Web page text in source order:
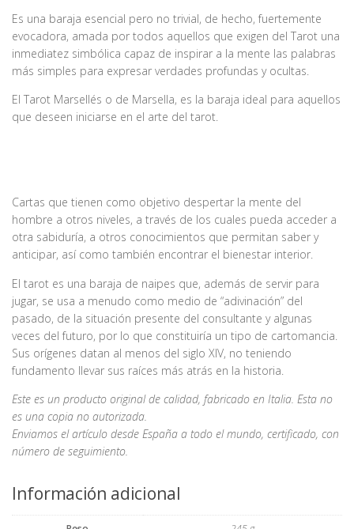
Es una baraja esencial pero no trivial, de hecho, fuertemente
evocadora, amada por todos aquellos que exigen del Tarot una
inmediatez simbólica capaz de inspirar a la mente las palabras
más simples para expresar verdades profundas y ocultas.
El Tarot Marsellés o de Marsella, es la baraja ideal para aquellos
que deseen iniciarse en el arte del tarot.
Cartas que tienen como objetivo despertar la mente del
hombre a otros niveles, a través de los cuales pueda acceder a
otra sabiduría, a otros conocimientos que permitan saber y
anticipar, así como también encontrar el bienestar interior.
El tarot es una baraja de naipes que, además de servir para
jugar, se usa a menudo como medio de “adivinación” del
pasado, de la situación presente del consultante y algunas
veces del futuro, por lo que constituiría un tipo de cartomancia.
Sus orígenes datan al menos del siglo XIV, no teniendo
fundamento llevar sus raíces más atrás en la historia.
Este es un producto original de calidad, fabricado en Italia. Esta no
es una copia no autorizada.
Enviamos el artículo desde España a todo el mundo, certificado, con
número de seguimiento.
Información adicional